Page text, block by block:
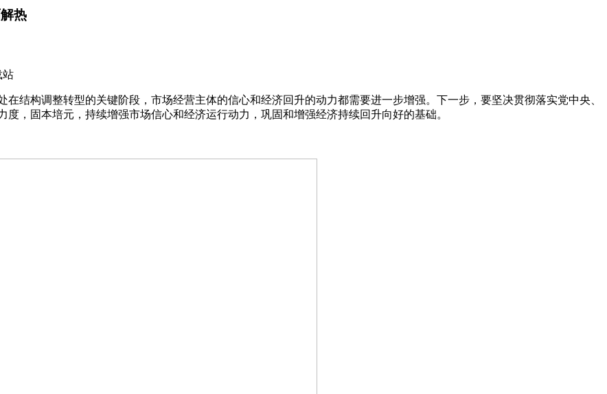
热
站
调整转型的关键阶段，市场经营主体的信心和经济回升的动力都需要进一步增强。下一步，要坚决贯彻落实党中央、
，固本培元，持续增强市场信心和经济运行动力，巩固和增强经济持续回升向好的基础。